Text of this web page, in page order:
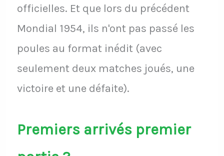
officielles. Et que lors du précédent
Mondial 1954, ils n'ont pas passé les
poules au format inédit (avec
seulement deux matches joués, une
victoire et une défaite).
Premiers arrivés premier